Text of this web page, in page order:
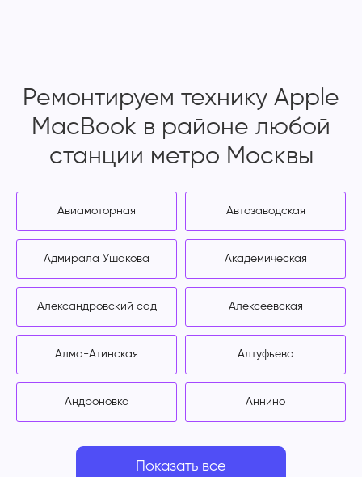
Ремонтируем технику Apple
MacBook в районе любой
станции метро Москвы
Авиамоторная Автозаводская
Адмирала Ушакова Академическая
Александровский сад Алексеевская
Алма-Атинская Алтуфьево
Андроновка Аннино
Показать все